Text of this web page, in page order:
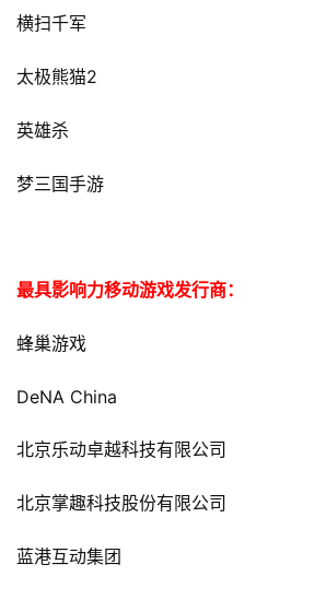
横扫千军
太极熊猫2
英雄杀
梦三国手游
最具影响力移动游戏发行商：
蜂巢游戏
DeNA China
北京乐动卓越科技有限公司
北京掌趣科技股份有限公司
蓝港互动集团